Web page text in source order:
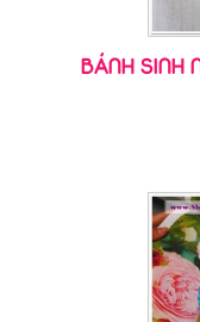
BÁNH SINH